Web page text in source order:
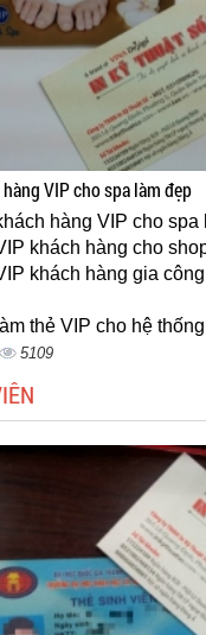
VIP cho spa làm đẹp
hàng VIP cho spa
khách hàng cho
khách hàng gia
thẻ VIP cho hệ
5109